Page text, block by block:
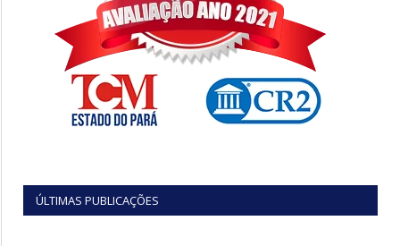
ÚLTIMAS PUBLICAÇÕES